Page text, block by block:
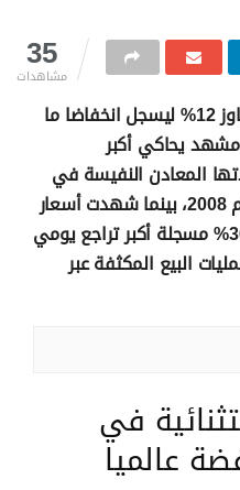
35
مشاهدات
بنسبة تتجاوز 12% ليسجل انخفاضا ما
في مشهد يحاكي أكبر
المعادن النفيسة في
انخفاضا حادا بأكثر من 36% مسجلة أكبر تراجع يومي
البيع المكثفة عبر
في
عالميا